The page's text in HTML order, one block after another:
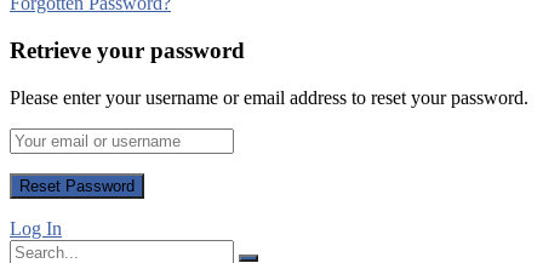
Retrieve your password
Please enter your username or email address to reset your password.
Log In